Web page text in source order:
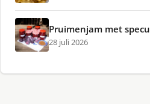
Pruimenjam met
28 juli 2026